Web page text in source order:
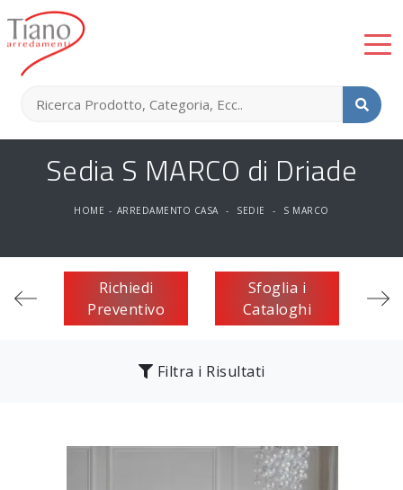
Sedia S MARCO di Driade
HOME - ARREDAMENTO CASA - SEDIE - S MARCO
Richiedi
Preventivo
Sfoglia i
Cataloghi
Filtra i Risultati